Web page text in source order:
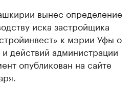
вынес определение
иска застройщика
к мэрии Уфы о
действий администрации
опубликован на сайте